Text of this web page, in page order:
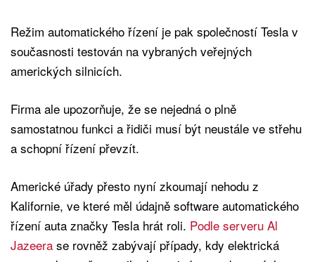
Režim automatického řízení je pak společností Tesla v
současnosti testován na vybraných veřejných
amerických silnicích.
Firma ale upozorňuje, že se nejedná o plně
samostatnou funkci a řidiči musí být neustále ve střehu
a schopní řízení převzít.
Americké úřady přesto nyní zkoumají nehodu z
Kalifornie, ve které měl údajně software automatického
řízení auta značky Tesla hrát roli. Podle serveru Al
Jazeera se rovněž zabývají případy, kdy elektrická